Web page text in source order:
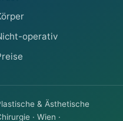
operativ
& Ästhetische
· Wien ·